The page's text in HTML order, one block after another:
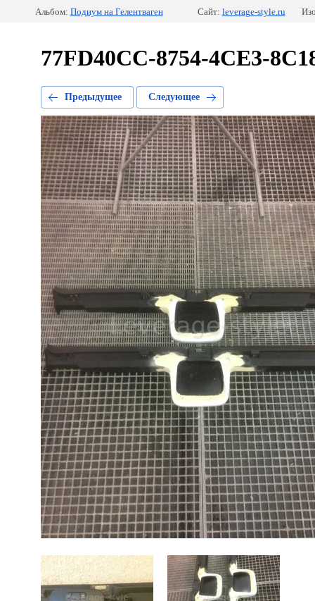
Альбом: Подиум на Гелентваген Сайт: leverage-style.ru
77FD40CC-8754-4CE3-
Предыдущее Следующее